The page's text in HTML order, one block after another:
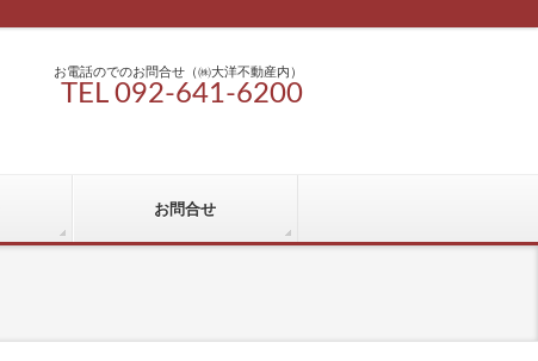
お電話のでのお問合せ（㈱大洋不動産内）
TEL 092-641-6200
お問合せ